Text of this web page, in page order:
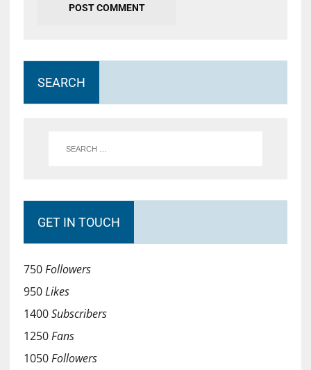
SEARCH
GET IN TOUCH
750Followers
950Likes
1400Subscribers
1250Fans
1050Followers